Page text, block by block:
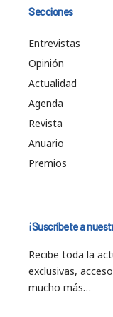
Secciones
Entrevistas
Opinión
Actualidad
Agenda
Revista
Anuario
Premios
¡Suscríbete a
Recibe toda la
exclusivas,
mucho más…